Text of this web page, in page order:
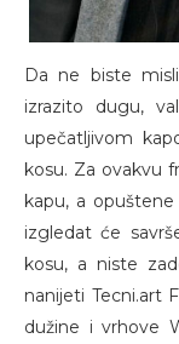
Da ne biste
izrazito dugu,
upečatljivom
kosu. Za ovakvu
kapu, a
izgledat će
kosu, a niste
nanijeti Tecni.art
dužine i vrhove